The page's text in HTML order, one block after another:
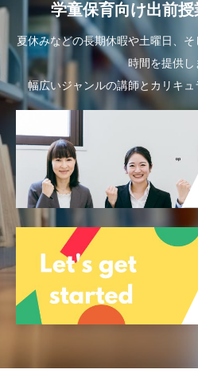
学童保育向け出前
夏休みなどの長期休暇や土曜日、
時間を提供し
幅広いジャンルの講師とカリキュ